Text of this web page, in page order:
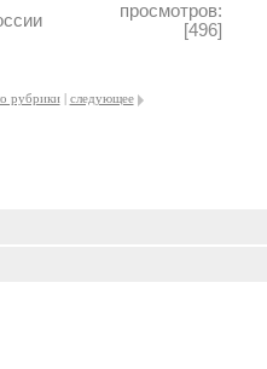
просмотров:
[496]
рубрики | следующее